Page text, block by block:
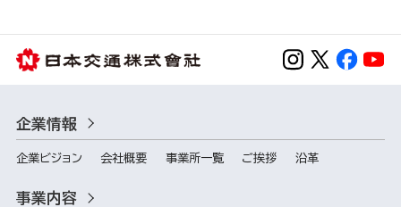
企業情報
企業ビジョン 会社概要 事業所一覧 ご挨拶 沿革
事業内容